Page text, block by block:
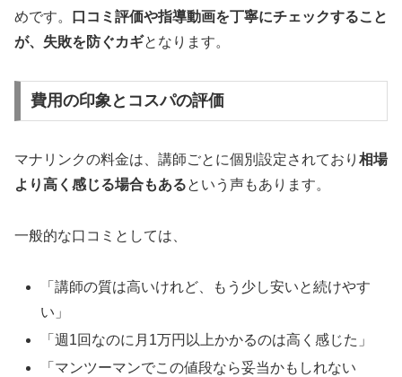
めです。
口コミ評価や指導動画を丁寧にチェックすること
が、失敗を防ぐカギとなります。
費用の印象とコスパの評価
マナリンクの料金は、講師ごとに個別設定されており 相場
より高く感じる場合もあるという声もあります。
一般的な口コミとしては、
「講師の質は高いけれど、もう少し安いと続けやす
い」
「週1回なのに月1万円以上かかるのは高く感じた」
「マンツーマンでこの値段なら妥当かもしれない